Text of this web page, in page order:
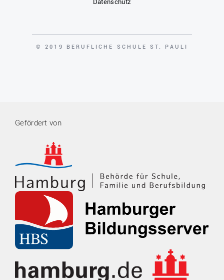
Datenschutz
COPYRIGHT
© 2019 BERUFLICHE SCHULE ST. PAULI
Gefördert von